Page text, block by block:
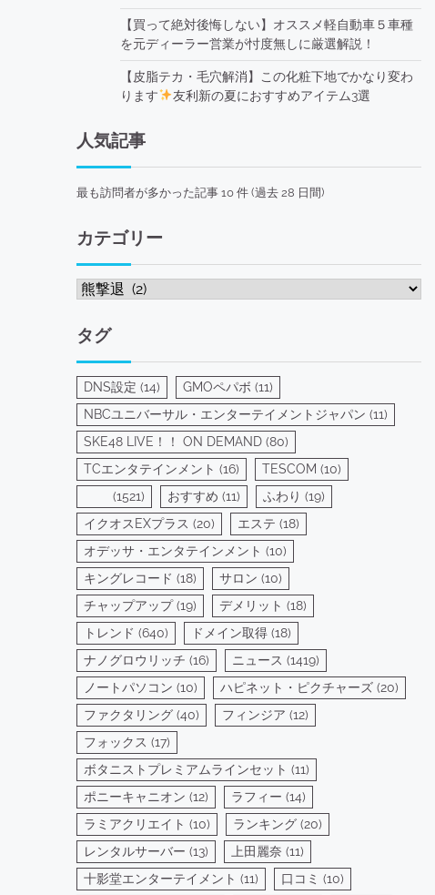
【買って絶対後悔しない】オススメ軽自動車５車種
を元ディーラー営業が忖度無しに厳選解説！
【皮脂テカ・毛穴解消】この化粧下地でかなり変わ
ります
友利新の夏におすすめアイテム3選
人気記事
最も訪問者が多かった記事 10 件 (過去 28 日間)
カテゴリー
カ
ゴ
ー
タグ
DNS設定 (14) GMOペパボ (11)
NBCユニバーサル・エンターテイメントジャパン (11)
SKE48 LIVE！！ ON DEMAND(80)
TCエンタテインメント (16) TESCOM (10)
(1521)
おすすめ (11) ふわり (19)
イクオスEXプラス (20) エステ (18)
オデッサ・エンタテインメント (10)
キングレコード (18) サロン (10)
チャップアップ(19) デメリット (18)
トレンド (640) ドメイン取得(18)
ナノグロウリッチ (16) ニュース (1419)
ノートパソコン (10) ハピネット・ピクチャーズ(20)
ファクタリング(40) フィンジア (12)
フォックス (17)
ボタニストプレミアムラインセット (11)
ポニーキャニオン (12) ラフィー (14)
ラミアクリエイト (10) ランキング(20)
レンタルサーバー (13) 上田麗奈 (11)
十影堂エンターテイメント (11) 口コミ (10)